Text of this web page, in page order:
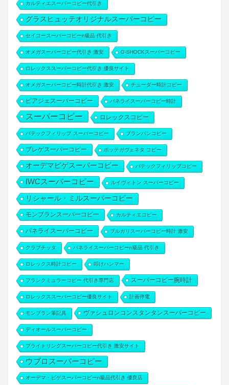
カルティエスーパーコピー代引き
グラスヒュッテオリジナルスーパーコピー
セイコースーパーコピーn級品 代引き
オメガスーパーコピー代引き 激安 G-SHOCKスーパーコピー
ロレックススーパーコピー代引き 優良サイト
オメガスーパーコピー時計代引き 激安 チューダー時計コピー
ピアジェスーパーコピー パネライスーパーコピー時計
スーパーコピー ロレックスコピー
パテックフィリップ スーパーコピー ブランパンコピー
ブレゲスーパーコピー ボッテガヴェネタ コピー
オーデマピゲスーパーコピー パテックフィリップコピー
IWCスーパーコピー ルイヴィトン スーパーコピー
リシャール・ミルスーパーコピー
モンブランスーパーコピー カルティエコピー
パネライスーパーコピー ブルガリスーパーコピー時計 激安
クラブチッタ パネライスーパーコピーn級品 代引き
ロレックス時計コピー 叩けハンマー
フランクミュラーコピー 代引き専門店 スーパーコピー腕時計
ロレックススーパーコピー優良サイト 計画停電
モンブラン筆記具 ヴァシュロンコンスタンタンスーパーコピー
ディオールスーパーコピー
ブライトリングスーパーコピー代引き 激安サイト
ウブロスーパーコピー
オーデマ・ピゲスーパーコピーn級品代引き 優良店